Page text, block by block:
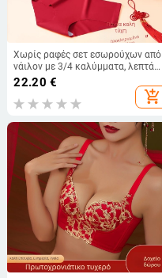
Χωρίς ραφές σετ εσωρούχων από
νάιλον με 3/4 καλύμματα, λεπτά
διαμορφωμένα cups, χωρίς
μεταλλικό δαχτύλιο, σταθερές
διπλές τιράντες, πίσω κλείσιμο με
22.20 €
add_shopping_cart